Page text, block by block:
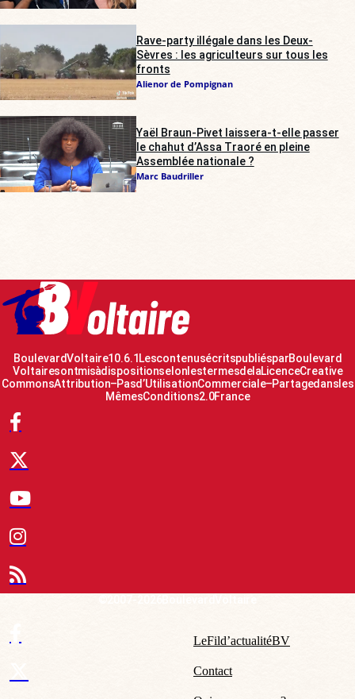
Rave-party illégale dans les Deux-
Sèvres : les agriculteurs sur tous les
fronts
Alienor de Pompignan
Yaël Braun-Pivet laissera-t-elle passer
le chahut d’Assa Traoré en pleine
Assemblée nationale ?
Marc Baudriller
Boulevard Voltaire 10.6.1 Les contenus écrits publiés par Boulevard
Voltaire sont mis à disposition selon les termes de la Licence Creative
Commons Attribution – Pas d’Utilisation Commerciale – Partage dans les
Mêmes Conditions 2.0 France
Le Fil d’actualité BV
Contact